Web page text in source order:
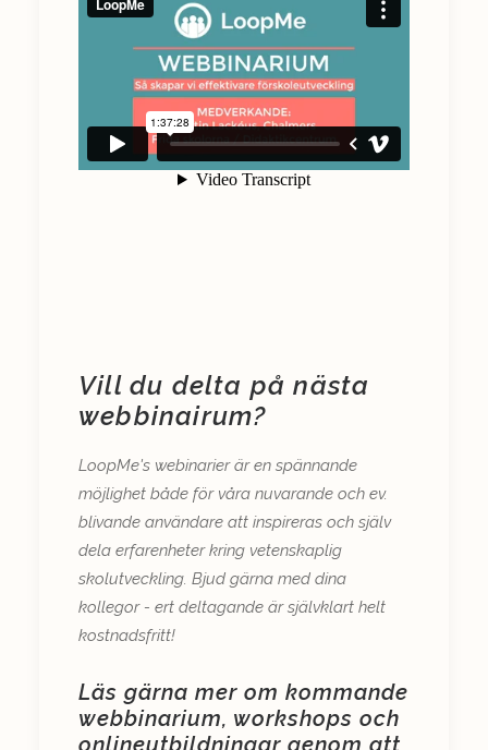
Vill du delta på nästa
webbinairum?
LoopMe's webinarier är en spännande
möjlighet både för våra nuvarande och ev.
blivande användare att inspireras och själv
dela erfarenheter kring vetenskaplig
skolutveckling. Bjud gärna med dina
kollegor - ert deltagande är självklart helt
kostnadsfritt!
Läs gärna mer om kommande
webbinarium, workshops och